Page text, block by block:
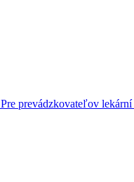
Pre prevádzkovateľov lekární